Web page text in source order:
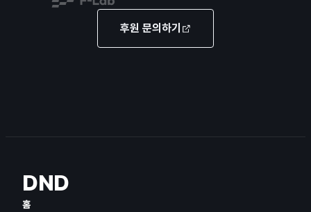
후원 문의하기
DND
홈